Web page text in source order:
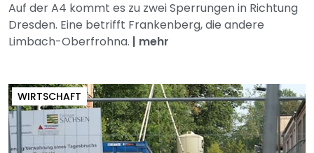
Auf der A4 kommt es zu zwei Sperrungen in Richtung
Dresden. Eine betrifft Frankenberg, die andere
Limbach-Oberfrohna. | mehr
WIRTSCHAFT